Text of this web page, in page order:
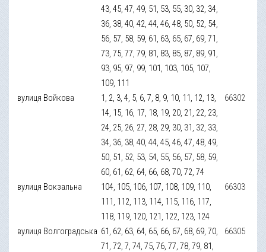
43, 45, 47, 49, 51, 53, 55, 30, 32, 34,
36, 38, 40, 42, 44, 46, 48, 50, 52, 54,
56, 57, 58, 59, 61, 63, 65, 67, 69, 71,
73, 75, 77, 79, 81, 83, 85, 87, 89, 91,
93, 95, 97, 99, 101, 103, 105, 107,
109, 111
вулиця Войкова
1, 2, 3, 4, 5, 6, 7, 8, 9, 10, 11, 12, 13,
14, 15, 16, 17, 18, 19, 20, 21, 22, 23,
24, 25, 26, 27, 28, 29, 30, 31, 32, 33,
34, 36, 38, 40, 44, 45, 46, 47, 48, 49,
50, 51, 52, 53, 54, 55, 56, 57, 58, 59,
60, 61, 62, 64, 66, 68, 70, 72, 74
66302
вулиця Вокзальна
104, 105, 106, 107, 108, 109, 110,
111, 112, 113, 114, 115, 116, 117,
118, 119, 120, 121, 122, 123, 124
66303
вулиця Волгоградська 61, 62, 63, 64, 65, 66, 67, 68, 69, 70,
71, 72, 7, 74, 75, 76, 77, 78, 79, 81,
66305